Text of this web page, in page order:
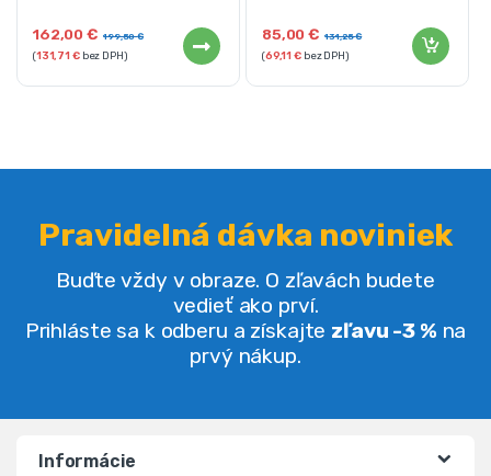
162,00€ 199,50€
(131,71 €bez DPH)
85,00€ 131,25€
(69,11€bez DPH)
Pravidelná dávka noviniek
Buďte vždy v obraze. O zľavách budete
vedieť ako prví.
Prihláste sa k odberu a získajte zľavu -3 % na
prvý nákup.
Informácie